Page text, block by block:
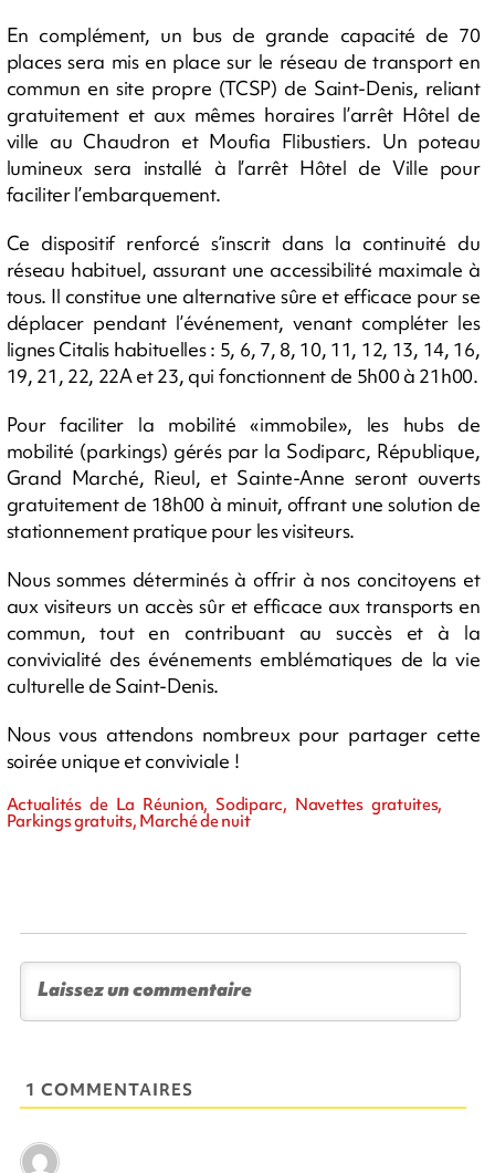
En complément, un bus de grande capacité de 70
places sera mis en place sur le réseau de transport en
commun en site propre (TCSP) de Saint-Denis, reliant
gratuitement et aux mêmes horaires l’arrêt Hôtel de
ville au Chaudron et Moufia Flibustiers. Un poteau
lumineux sera installé à l’arrêt Hôtel de Ville pour
faciliter l’embarquement.
Ce dispositif renforcé s’inscrit dans la continuité du
réseau habituel, assurant une accessibilité maximale à
tous. Il constitue une alternative sûre et efficace pour se
déplacer pendant l’événement, venant compléter les
lignes Citalis habituelles : 5, 6, 7, 8, 10, 11, 12, 13, 14, 16,
19, 21, 22, 22A et 23, qui fonctionnent de 5h00 à 21h00.
Pour faciliter la mobilité «immobile», les hubs de
mobilité (parkings) gérés par la Sodiparc, République,
Grand Marché, Rieul, et Sainte-Anne seront ouverts
gratuitement de 18h00 à minuit, offrant une solution de
stationnement pratique pour les visiteurs.
Nous sommes déterminés à offrir à nos concitoyens et
aux visiteurs un accès sûr et efficace aux transports en
commun, tout en contribuant au succès et à la
convivialité des événements emblématiques de la vie
culturelle de Saint-Denis.
Nous vous attendons nombreux pour partager cette
soirée unique et conviviale !
Actualités de La Réunion, Sodiparc, Navettes gratuites,
Parkings gratuits, Marché de nuit
1 COMMENTAIRES